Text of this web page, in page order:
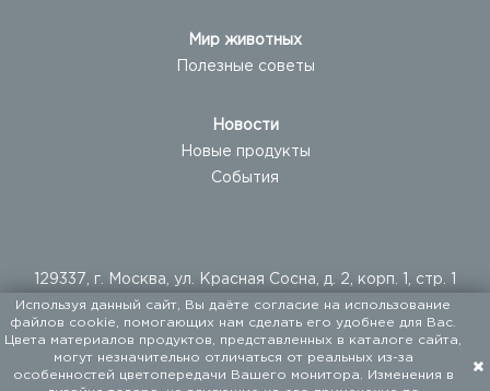
Мир животных
Полезные советы
Новости
Новые продукты
События
129337, г. Москва, ул. Красная Сосна, д. 2, корп. 1, стр. 1
+ 7 (495) 960-20-40
+ 7 (495) 122-25-18
ООО «ФАЛКОН ПЕТ». Мы поставляем товары для
Используя данный сайт, Вы даёте согласие на использование
файлов cookie, помогающих нам сделать его удобнее для Вас.
Цвета материалов продуктов, представленных в каталоге сайта,
могут незначительно отличаться от реальных из-за
особенностей цветопередачи Вашего монитора. Изменения в